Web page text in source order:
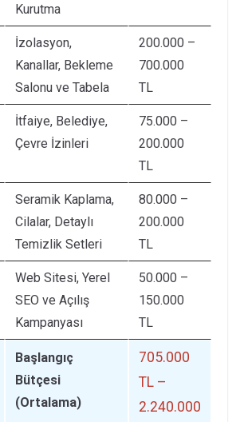
Kurutma
İzolasyon,
Kanallar, Bekleme
Salonu ve Tabela
200.000 –
700.000
TL
İtfaiye, Belediye,
Çevre İzinleri
75.000 –
200.000
TL
Seramik Kaplama,
Cilalar, Detaylı
Temizlik Setleri
80.000 –
200.000
TL
Web Sitesi, Yerel
SEO ve Açılış
Kampanyası
50.000 –
150.000
TL
Başlangıç
Bütçesi
(Ortalama)
705.000
TL –
2.240.000